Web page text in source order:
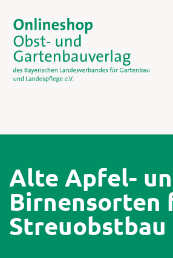
Alte Apfel-
Birnensorten
Streuobstbau